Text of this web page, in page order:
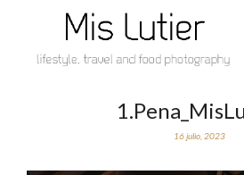
16 julio, 2023